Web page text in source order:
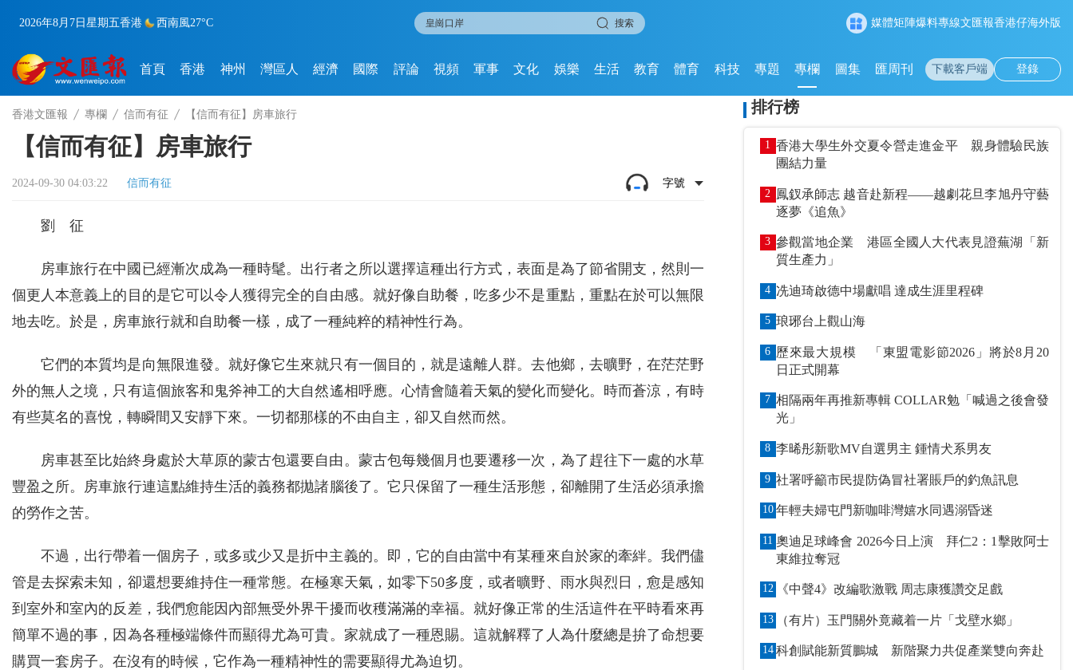
2026年8月7日 星期五香港 西南風27°C 搜索 媒體矩陣爆料專線文匯報香港仔海外版
首頁 香港 神州 灣區人 經濟 國際 評論 視頻 軍事 文化 娛樂 生活 教育 體育 科技 專題 專欄 圖集 匯周刊 下載客戶端 登錄
香港文匯報 專欄 信而有征 【信而有征】房車旅行
【信而有征】房車旅行
2024-09-30 04:03:22 信而有征 字號
劉 征
房車旅行在中國已經漸次成為一種時髦。出行者之所以選擇這種出行方式，表面是為了節省開支，然則一
個更人本意義上的目的是它可以令人獲得完全的自由感。就好像自助餐，吃多少不是重點，重點在於可以無限
地去吃。於是，房車旅行就和自助餐一樣，成了一種純粹的精神性行為。
它們的本質均是向無限進發。就好像它生來就只有一個目的，就是遠離人群。去他鄉，去曠野，在茫茫野
外的無人之境，只有這個旅客和鬼斧神工的大自然遙相呼應。心情會隨着天氣的變化而變化。時而蒼涼，有時
有些莫名的喜悅，轉瞬間又安靜下來。一切都那樣的不由自主，卻又自然而然。
房車甚至比始終身處於大草原的蒙古包還要自由。蒙古包每幾個月也要遷移一次，為了趕往下一處的水草
豐盈之所。房車旅行連這點維持生活的義務都拋諸腦後了。它只保留了一種生活形態，卻離開了生活必須承擔
的勞作之苦。
不過，出行帶着一個房子，或多或少又是折中主義的。即，它的自由當中有某種來自於家的牽絆。我們儘
管是去探索未知，卻還想要維持住一種常態。在極寒天氣，如零下50多度，或者曠野、雨水與烈日，愈是感知
到室外和室內的反差，我們愈能因內部無受外界干擾而收穫滿滿的幸福。就好像正常的生活這件在平時看來再
簡單不過的事，因為各種極端條件而顯得尤為可貴。家就成了一種恩賜。這就解釋了人為什麼總是拚了命想要
購買一套房子。在沒有的時候，它作為一種精神性的需要顯得尤為迫切。
排行榜
1 香港大學生外交夏令營走進金平 親身體驗民族
團結力量
2 鳳釵承師志 越音赴新程——越劇花旦李旭丹守藝
逐夢《追魚》
3 參觀當地企業 港區全國人大代表見證蕪湖「新
質生產力」
4 冼迪琦啟德中場獻唱 達成生涯里程碑
5 琅琊台上觀山海
6 歷來最大規模 「東盟電影節2026」將於8月20
日正式開幕
7 相隔兩年再推新專輯 COLLAR勉「喊過之後會發
光」
8 李晞彤新歌MV自選男主 鍾情犬系男友
9 社署呼籲市民提防偽冒社署賬戶的釣魚訊息
10 年輕夫婦屯門新咖啡灣嬉水同遇溺昏迷
11 奧迪足球峰會 2026今日上演 拜仁2：1擊敗阿士
東維拉奪冠
12 《中聲4》改編歌激戰 周志康獲讚交足戲
13 （有片）玉門關外竟藏着一片「戈壁水鄉」
14 科創賦能新質鵬城 新階聚力共促產業雙向奔赴